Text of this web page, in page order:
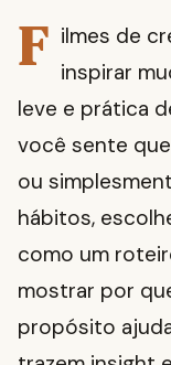
F ilmes de
inspirar
leve e prática
você sente
ou
hábitos,
como um
mostrar por
propósito